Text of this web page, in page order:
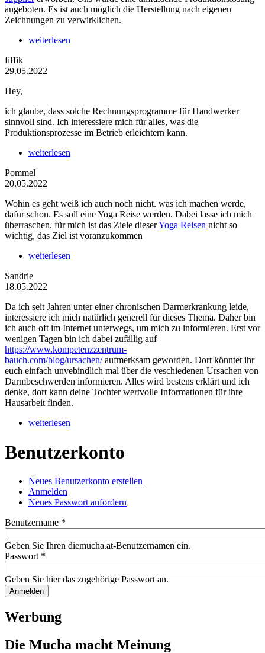
angeboten. Es ist auch möglich die Herstellung nach eigenen
Zeichnungen zu verwirklichen.
weiterlesen
fiffik
29.05.2022
Hey,
ich glaube, dass solche Rechnungsprogramme für Handwerker
sinnvoll sind. Ich interessiere mich für alles, was die
Produktionsprozesse im Betrieb erleichtern kann.
weiterlesen
Pommel
20.05.2022
Wohin es geht weiß ich auch noch nicht. was ich machen werde,
dafür schon. Es soll eine Yoga Reise werden. Dabei lasse ich mich
überraschen. für mich ist das Ziele dieserYoga Reisen nicht so
wichtig, das Ziel ist voranzukommen
weiterlesen
Sandrie
18.05.2022
Da ich seit Jahren unter einer chronischen Darmerkrankung leide,
interessiere ich mich natürlich generell für dieses Thema. Daher bin
ich auch oft im Internet unterwegs, um mich zu informieren. Erst vor
wenigen Tagen bin ich dabei zufällig auf
https://www.kompetenzzentrum-
bauch.com/blog/ursachen/aufmerksam geworden. Dort könntet ihr
euch einfach unvebindlich mal über die veschiedenen Ursachen von
Darmbeschwerden informieren. Alles wird bestens erklärt und ich
denke, dort kann deine Tochter wertvolle Informationen für ihre
Hausarbeit finden.
weiterlesen
Benutzerkonto
Haupt-Reiter
Neues Benutzerkonto erstellen
Anmelden
Neues Passwort anfordern
Benutzername *
Geben Sie Ihren diemucha.at-Benutzernamen ein.
Passwort *
Geben Sie hier das zugehörige Passwort an.
Werbung
Die Mucha macht Meinung